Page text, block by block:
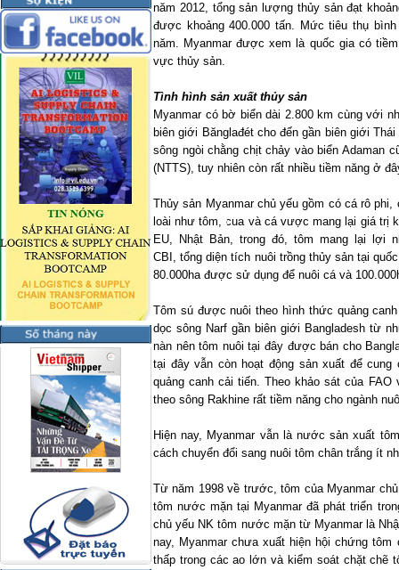
năm 2012, tổng sản lượng thủy sản đạt
được khoảng 400.000 tấn. Mức tiêu thụ
năm. Myanmarđược xem là quốc gia có
vực thủy sản.
Tình hình sản xuất thủy sản
Myanmarcó bờ biển dài 2.800 km cùng với
biên giới Bănglađét cho đến gần biên giới
sông ngòi chằng chịt chảy vào biển Adaman
(NTTS), tuy nhiên còn rất nhiều tiềm năng ở
Thủy sản Myanmarchủ yếu gồm có cá rô
loài như tôm, cua và cá vược mang lại giá trị
EU, Nhật Bản, trong đó, tôm mang lại lợi
CBI, tổng diện tích nuôi trồng thủy sản tại
80.000ha được sử dụng để nuôi cá và
Tôm sú được nuôi theo hình thức quảng
dọc sông Narf gần biên giới Bangladeshtừ
nàn nên tôm nuôi tại đây được bán cho
tại đây vẫn còn hoạt động sản xuất để
quảng canh cải tiến. Theo khảo sát của FAO
theo sông Rakhine rất tiềm năng cho ngành
Hiện nay, Myanmarvẫn là nước sản xuất
cách chuyển đổi sang nuôi tôm chân trắng ít
Từ năm 1998 về trước, tôm của Myanmar
tôm nước mặn tại Myanmar đã phát triển
chủ yếu NK tôm nước mặn từ Myanmarlà
nay, Myanmarchưa xuất hiện hội chứng tôm
thấp trong các ao lớn và kiểm soát chặt chẽ